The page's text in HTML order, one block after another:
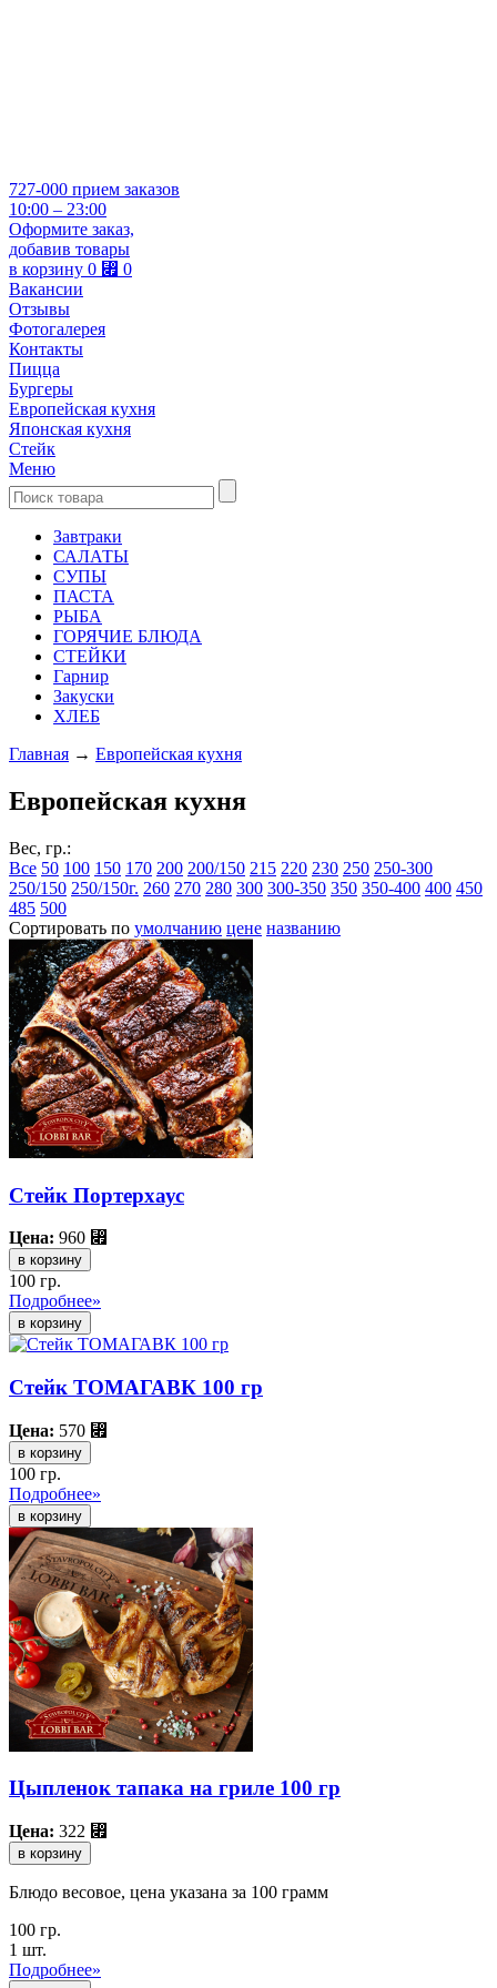
727-000 прием заказов
10:00 – 23:00
Оформите заказ,
добавив товары
в корзину 0 ⃏ 0
Вакансии
Отзывы
Фотогалерея
Контакты
Пицца
Бургеры
Европейская кухня
Японская кухня
Стейк
Меню
Завтраки
САЛАТЫ
СУПЫ
ПАСТА
РЫБА
ГОРЯЧИЕ БЛЮДА
СТЕЙКИ
Гарнир
Закуски
ХЛЕБ
Главная → Европейская кухня
Европейская кухня
Вес, гр.:
Все 50 100 150 170 200 200/150 215 220 230 250 250-300
250/150 250/150г. 260 270 280 300 300-350 350 350-400 400 450
485 500
Сортировать по умолчанию цене названию
Стейк Портерхаус
Цена: 960 ⃏
в корзину
100 гр.
Подробнее»
Стейк ТОМАГАВК 100 гр
Цена: 570 ⃏
в корзину
100 гр.
Подробнее»
Цыпленок тапака на гриле 100 гр
Цена: 322 ⃏
в корзину
Блюдо весовое, цена указана за 100 грамм
100 гр.
1 шт.
Подробнее»